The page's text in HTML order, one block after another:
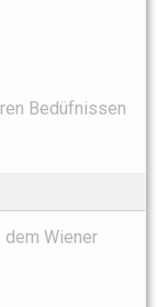
Bedüfnissen
Wiener